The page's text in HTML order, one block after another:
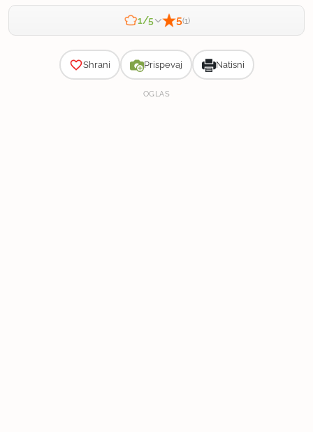
1/5 5(1)
Shrani Prispevaj Natisni
OGLAS